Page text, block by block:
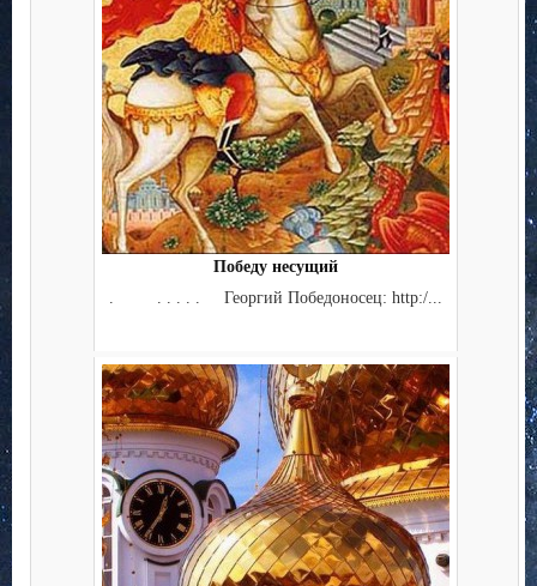
Победу несущий
. . . . . . Георгий Победоносец: http:/...